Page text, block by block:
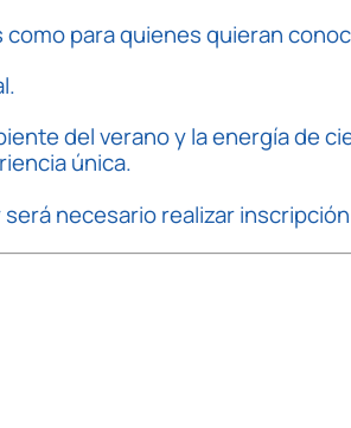
para quienes quieran
del verano y la energía de
única.
necesario realizar